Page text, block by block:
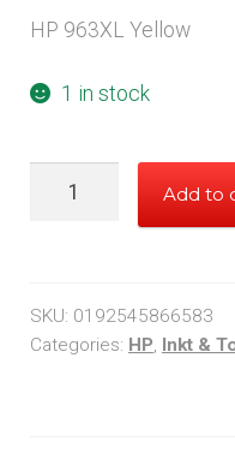
HP 963XL Yellow
1 in stock
Add to
SKU: 0192545866583
Categories: HP, Inkt &